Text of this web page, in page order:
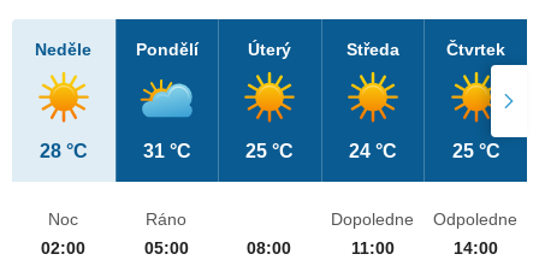
Neděle
28 °C
Pondělí
31 °C
Úterý
25 °C
Středa
24 °C
Čtvrtek
25 °C
Noc
02:00
Ráno
05:00
08:00
Dopoledne
11:00
Odpoledne
14:00